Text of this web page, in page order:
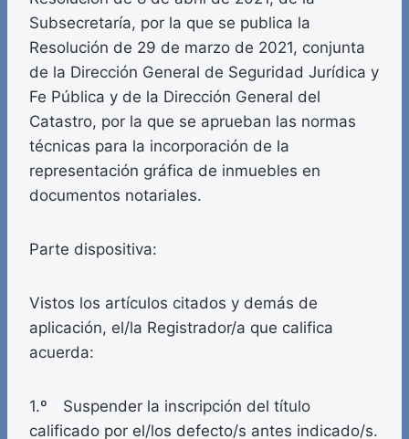
Subsecretaría, por la que se publica la
Resolución de 29 de marzo de 2021, conjunta
de la Dirección General de Seguridad Jurídica y
Fe Pública y de la Dirección General del
Catastro, por la que se aprueban las normas
técnicas para la incorporación de la
representación gráfica de inmuebles en
documentos notariales.
Parte dispositiva:
Vistos los artículos citados y demás de
aplicación, el/la Registrador/a que califica
acuerda:
1.º Suspender la inscripción del título
calificado por el/los defecto/s antes indicado/s.